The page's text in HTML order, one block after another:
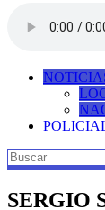
SERGIO